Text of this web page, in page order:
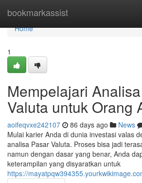
bookmarkassist
Home
Home
1
Mempelajari
Valuta untuk Orang
aoifeqvxe242107 86 days ago News
Mulai karier Anda di dunia investasi valas
analisa Pasar Valuta. Proses bisa jadi
namun dengan dasar yang benar, Anda
keterampilan yang disyaratkan untuk
https://